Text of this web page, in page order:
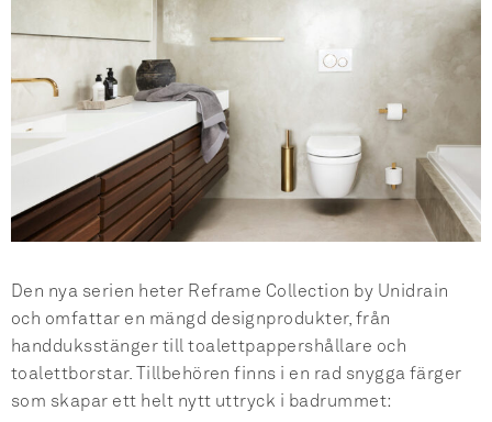
Den nya serien heter Reframe Collection by Unidrain
och omfattar en mängd designprodukter, från
handduksstänger till toalettpappershållare och
toalettborstar. Tillbehören finns i en rad snygga färger
som skapar ett helt nytt uttryck i badrummet: